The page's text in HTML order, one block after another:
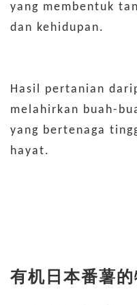
yang membentuk
dan kehidupan.
Hasil pertanian
melahirkan buah-
yang bertenaga
hayat.
有机日本番薯的